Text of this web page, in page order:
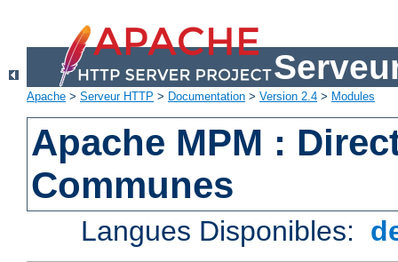
Apache > Serveur HTTP > Documentation > Version 2.4 > Modules
Apache MPM :
Communes
Langues Disponibles: